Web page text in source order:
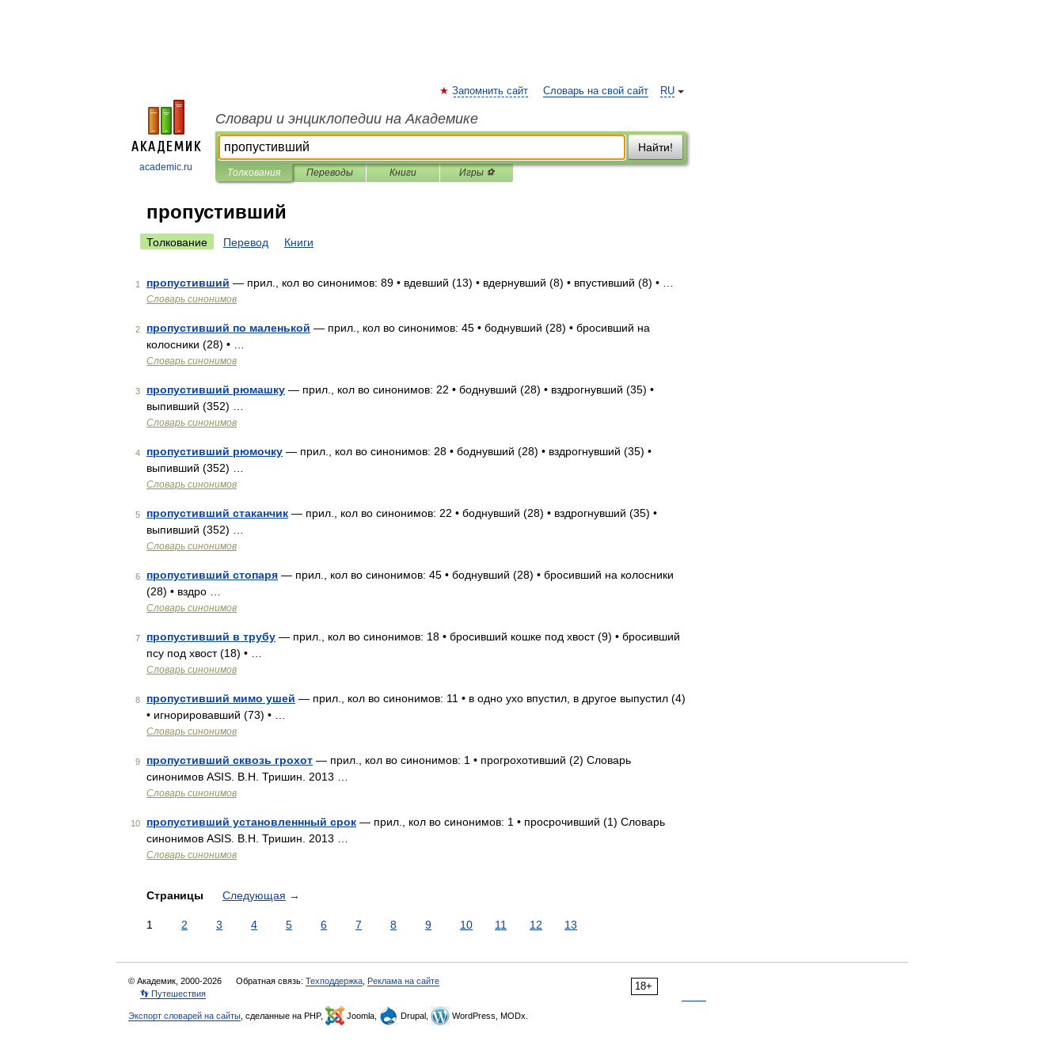
academic.ru
RU
Запомнить сайт Словарь на свой сайт
Словари и энциклопедии на Академике
Найти!
Толкования Переводы Книги Игры ⚽
пропустивший
Толкование Перевод Книги
1 пропустивший — прил., кол во синонимов: 89 • вдевший (13) • вдернувший (8) • впустивший (8) • …
Словарь синонимов
2 пропустивший по маленькой — прил., кол во синонимов: 45 • боднувший (28) • бросивший на
колосники (28) • …
Словарь синонимов
3 пропустивший рюмашку — прил., кол во синонимов: 22 • боднувший (28) • вздрогнувший (35) •
выпивший (352) …
Словарь синонимов
4 пропустивший рюмочку — прил., кол во синонимов: 28 • боднувший (28) • вздрогнувший (35) •
выпивший (352) …
Словарь синонимов
5 пропустивший стаканчик — прил., кол во синонимов: 22 • боднувший (28) • вздрогнувший (35) •
выпивший (352) …
Словарь синонимов
6 пропустивший стопаря — прил., кол во синонимов: 45 • боднувший (28) • бросивший на колосники
(28) • вздро …
Словарь синонимов
7 пропустивший в трубу — прил., кол во синонимов: 18 • бросивший кошке под хвост (9) • бросивший
псу под хвост (18) • …
Словарь синонимов
8 пропустивший мимо ушей — прил., кол во синонимов: 11 • в одно ухо впустил, в другое выпустил (4)
• игнорировавший (73) • …
Словарь синонимов
9 пропустивший сквозь грохот — прил., кол во синонимов: 1 • прогрохотивший (2) Словарь
синонимов ASIS. В.Н. Тришин. 2013 …
Словарь синонимов
10 пропустивший установленнный срок — прил., кол во синонимов: 1 • просрочивший (1) Словарь
синонимов ASIS. В.Н. Тришин. 2013 …
Словарь синонимов
Страницы Следующая →
1 2 3 4 5 6 7 8 9 10 11 12 13
18+
© Академик, 2000-2026 Обратная связь: Техподдержка Реклама на сайте
👣 Путешествия
Экспорт словарей на сайты , сделанные на PHP, Joomla, Drupal, WordPress, MODx.